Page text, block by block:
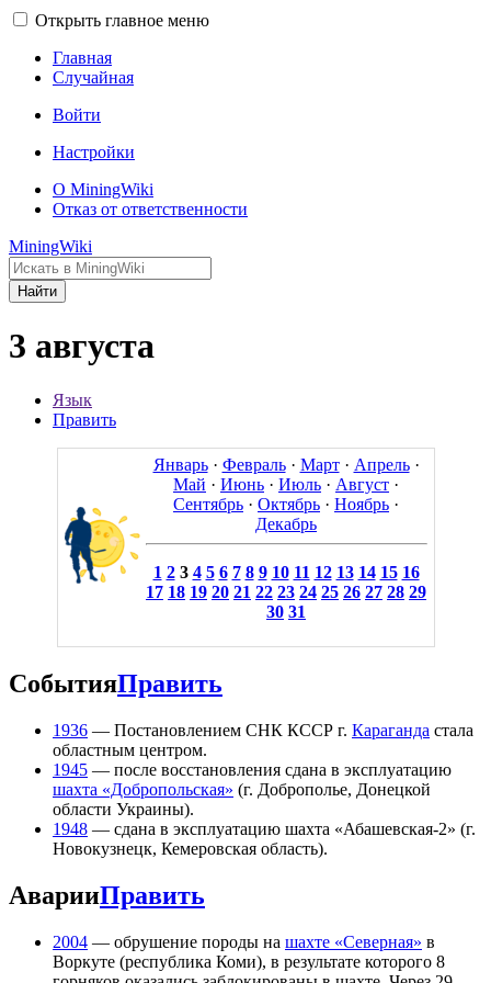
Открыть главное меню
Главная
Случайная
Войти
Настройки
О MiningWiki
Отказ от ответственности
MiningWiki
Найти
3 августа
Язык
Править
Январь· Февраль· Март· Апрель·
Май · Июнь · Июль · Август ·
Сентябрь · Октябрь · Ноябрь ·
Декабрь
1 2 3 4 5 6 7 8 9 10 11 12 13 14 15 16
17 18 19 20 21 22 23 24 25 26 27 28 29
30 31
СобытияПравить
1936 — Постановлением СНК КССР г. Караганда стала
областным центром.
1945 — после восстановления сдана в эксплуатацию
шахта «Добропольская» (г. Доброполье, Донецкой
области Украины).
1948 — сдана в эксплуатацию шахта «Абашевская-2» (г.
Новокузнецк, Кемеровская область).
АварииПравить
2004 — обрушение породы на шахте «Северная» в
Воркуте (республика Коми), в результате которого 8